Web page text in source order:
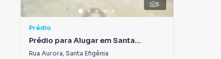
5
Prédio
Prédio para Alugar em Santa
Efigênia
Rua Aurora, Santa Efigênia